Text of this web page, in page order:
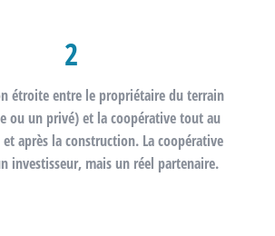
2
étroite entre le propriétaire du terrain
ou un privé) et la coopérative tout au
après la construction. La coopérative
investisseur, mais un réel partenaire.